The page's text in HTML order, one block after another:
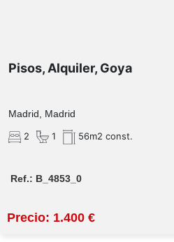
Pisos, Alquiler, Goya
Madrid, Madrid
2
1 56m2 const.
Ref.: B_4853_0
Precio: 1.400 €